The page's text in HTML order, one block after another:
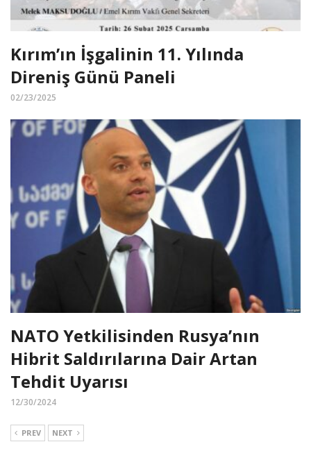
Kırım’ın İşgalinin 11. Yılında
Direniş Günü Paneli
02/23/2025
NATO Yetkilisinden Rusya’nın
Hibrit Saldırılarına Dair Artan
Tehdit Uyarısı
12/30/2024
PREV NEXT